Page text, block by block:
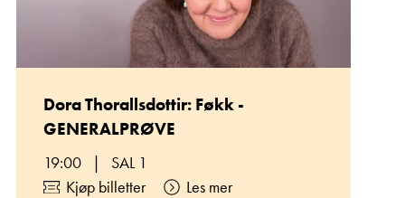
Dora Thorallsdottir: Føkk -
GENERALPRØVE
19:00 |
SAL 1
Kjøp billetter
Les mer